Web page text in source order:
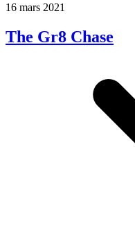
16 mars 2021
The Gr8 Chase